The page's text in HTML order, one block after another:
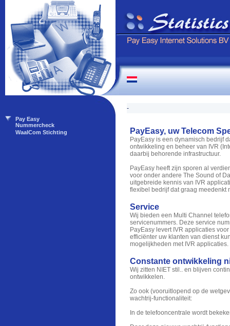
Pay Easy
Nummercheck
WaalCom Stichting